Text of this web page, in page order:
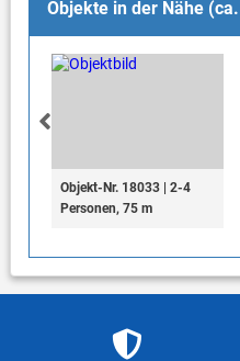
Objekte in der Nähe
Objekt-Nr. 18033 | 2-4
Personen, 75 m